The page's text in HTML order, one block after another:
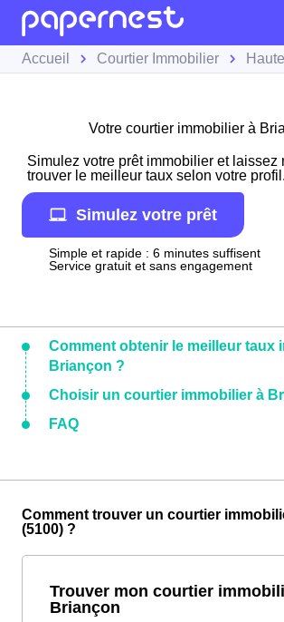
Accueil Courtier Immobilier
Votre courtier immobilier à
Simulez votre prêt immobilier et laissez
trouver le meilleur taux selon votre profil.
Simulez votre prêt
Simple et rapide : 6 minutes suffisent
Service gratuit et sans engagement
Comment obtenir le meilleur taux
Briançon ?
Choisir un courtier immobilier à
FAQ
Comment trouver un courtier
(5100) ?
Trouver mon courtier
Briançon